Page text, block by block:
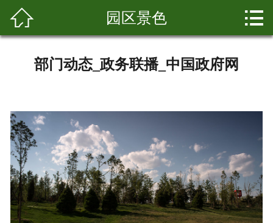
科普知识
营养价值
 园区景色 
部门动态_政务联播_中国政府网